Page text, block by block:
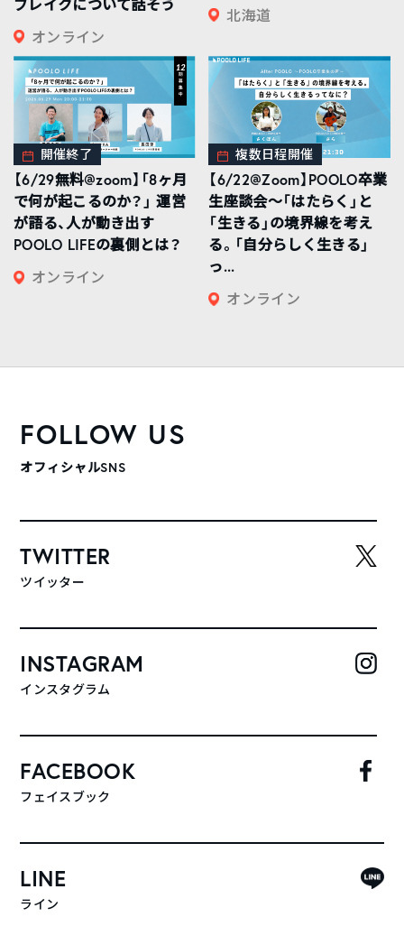
ブレイクについて話そう
オンライン
北海道
開催終了
【6/29無料@zoom】「8ヶ月
で何が起こるのか？」 運営
が語る、人が動き出す
POOLO LIFEの裏側とは？
オンライン
複数日程開催
【6/22@Zoom】POOLO卒業
生座談会〜「はたらく」と
「生きる」の境界線を考え
る。「自分らしく生きる」
っ...
オンライン
FOLLOW US
オフィシャルSNS
TWITTER
ツイッター
INSTAGRAM
インスタグラム
FACEBOOK
フェイスブック
LINE
ライン